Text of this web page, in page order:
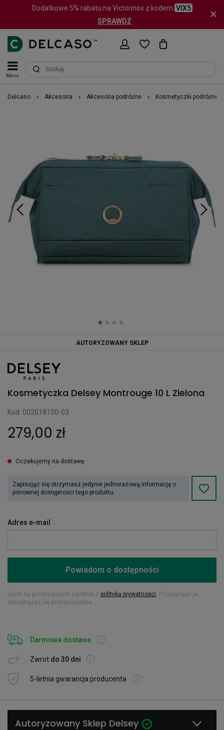
Dodatkowe 5% rabatu na Victorinox z kodem VIX5
SPRAWDŹ
Menu
Delcaso Akcesoria Akcesoria podróżne Kosmetyczki podróżne
AUTORYZOWANY SKLEP
Kosmetyczka Delsey Montrouge 10 L Zielona
Kod: 002018150-03
279,00 zł
Oczekujemy na dostawę
Zapisując się otrzymasz jedynie jednorazową informację o
ponownej dostępności tego produktu.
Adres e-mail
Powiadom o dostępności
Dane są przetwarzane zgodnie z polityką prywatności. Przesyłając je,
akceptujesz jej postanowienia.
Darmowa dostawa
Zwrot do 30 dni
5-letnia gwarancja producenta
Autoryzowany Sklep Delsey